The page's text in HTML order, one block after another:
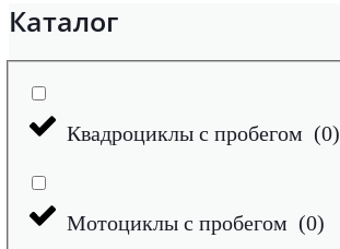
Каталог
Квадроциклы с пробегом (0)
Мотоциклы с пробегом (0)